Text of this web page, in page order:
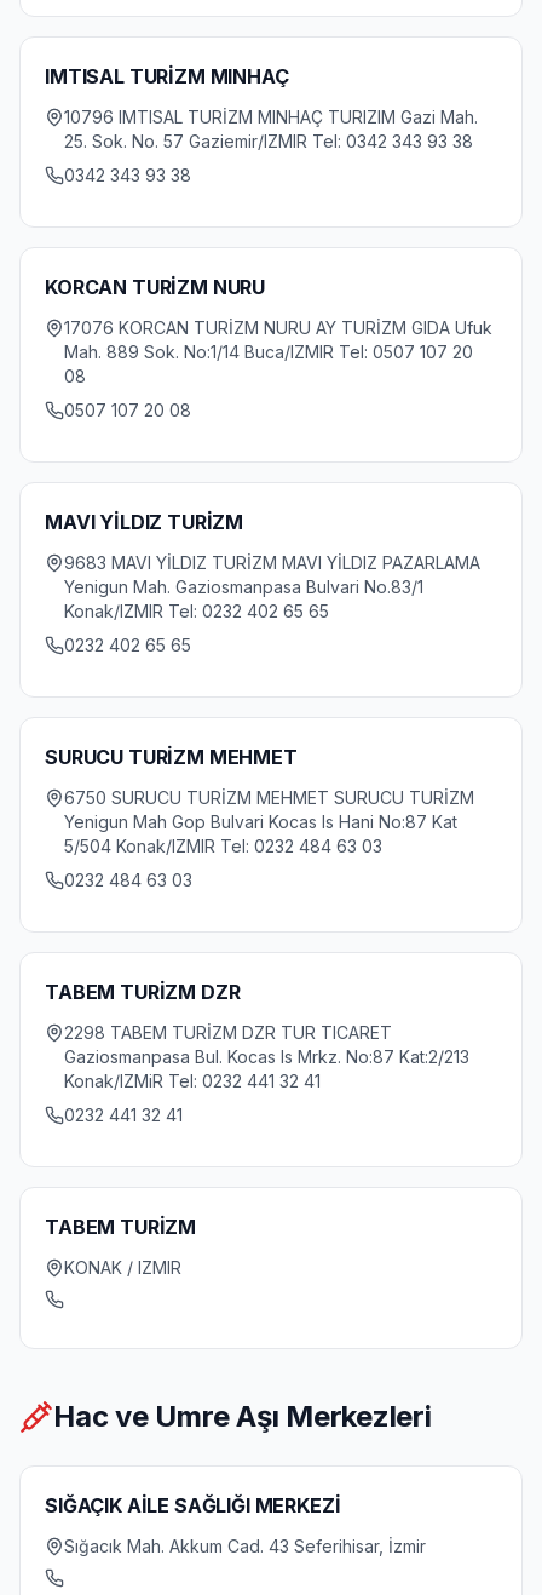
IMTISAL TURİZM MINHAÇ
10796 IMTISAL TURİZM MINHAÇ TURIZIM Gazi Mah.
25. Sok. No. 57 Gaziemir/IZMIR Tel: 0342 343 93 38
0342 343 93 38
KORCAN TURİZM NURU
17076 KORCAN TURİZM NURU AY TURİZM GIDA Ufuk
Mah. 889 Sok. No:1/14 Buca/IZMIR Tel: 0507 107 20
08
0507 107 20 08
MAVI YİLDIZ TURİZM
9683 MAVI YİLDIZ TURİZM MAVI YİLDIZ PAZARLAMA
Yenigun Mah. Gaziosmanpasa Bulvari No.83/1
Konak/IZMIR Tel: 0232 402 65 65
0232 402 65 65
SURUCU TURİZM MEHMET
6750 SURUCU TURİZM MEHMET SURUCU TURİZM
Yenigun Mah Gop Bulvari Kocas Is Hani No:87 Kat
5/504 Konak/IZMIR Tel: 0232 484 63 03
0232 484 63 03
TABEM TURİZM DZR
2298 TABEM TURİZM DZR TUR TICARET
Gaziosmanpasa Bul. Kocas Is Mrkz. No:87 Kat:2/213
Konak/IZMiR Tel: 0232 441 32 41
0232 441 32 41
TABEM TURİZM
KONAK / IZMIR
Hac ve Umre Aşı Merkezleri
SIĞAÇIK AİLE SAĞLIĞI MERKEZİ
Sığacık Mah. Akkum Cad. 43 Seferihisar, İzmir